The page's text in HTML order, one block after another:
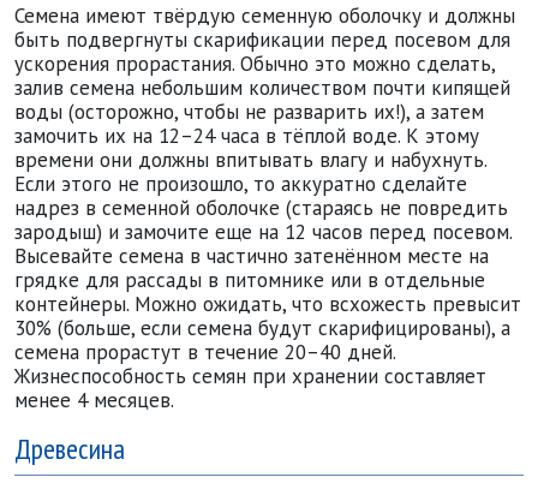
Семена имеют твёрдую семенную оболочку и должны
быть подвергнуты скарификации перед посевом для
ускорения прорастания. Обычно это можно сделать,
залив семена небольшим количеством почти кипящей
воды (осторожно, чтобы не разварить их!), а затем
замочить их на 12–24 часа в тёплой воде. К этому
времени они должны впитывать влагу и набухнуть.
Если этого не произошло, то аккуратно сделайте
надрез в семенной оболочке (стараясь не повредить
зародыш) и замочите еще на 12 часов перед посевом.
Высевайте семена в частично затенённом месте на
грядке для рассады в питомнике или в отдельные
контейнеры. Можно ожидать, что всхожесть превысит
30% (больше, если семена будут скарифицированы), а
семена прорастут в течение 20–40 дней.
Жизнеспособность семян при хранении составляет
менее 4 месяцев.
Древесина